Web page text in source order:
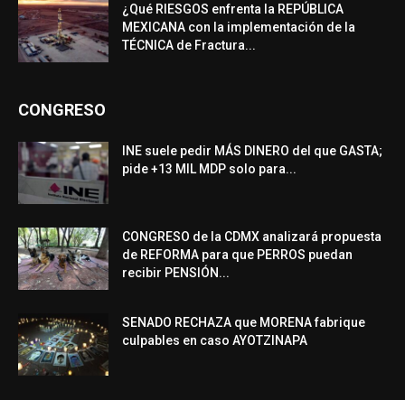
¿Qué RIESGOS enfrenta la REPÚBLICA
MEXICANA con la implementación de la
TÉCNICA de Fractura...
CONGRESO
INE suele pedir MÁS DINERO del que GASTA;
pide +13 MIL MDP solo para...
CONGRESO de la CDMX analizará propuesta
de REFORMA para que PERROS puedan
recibir PENSIÓN...
SENADO RECHAZA que MORENA fabrique
culpables en caso AYOTZINAPA